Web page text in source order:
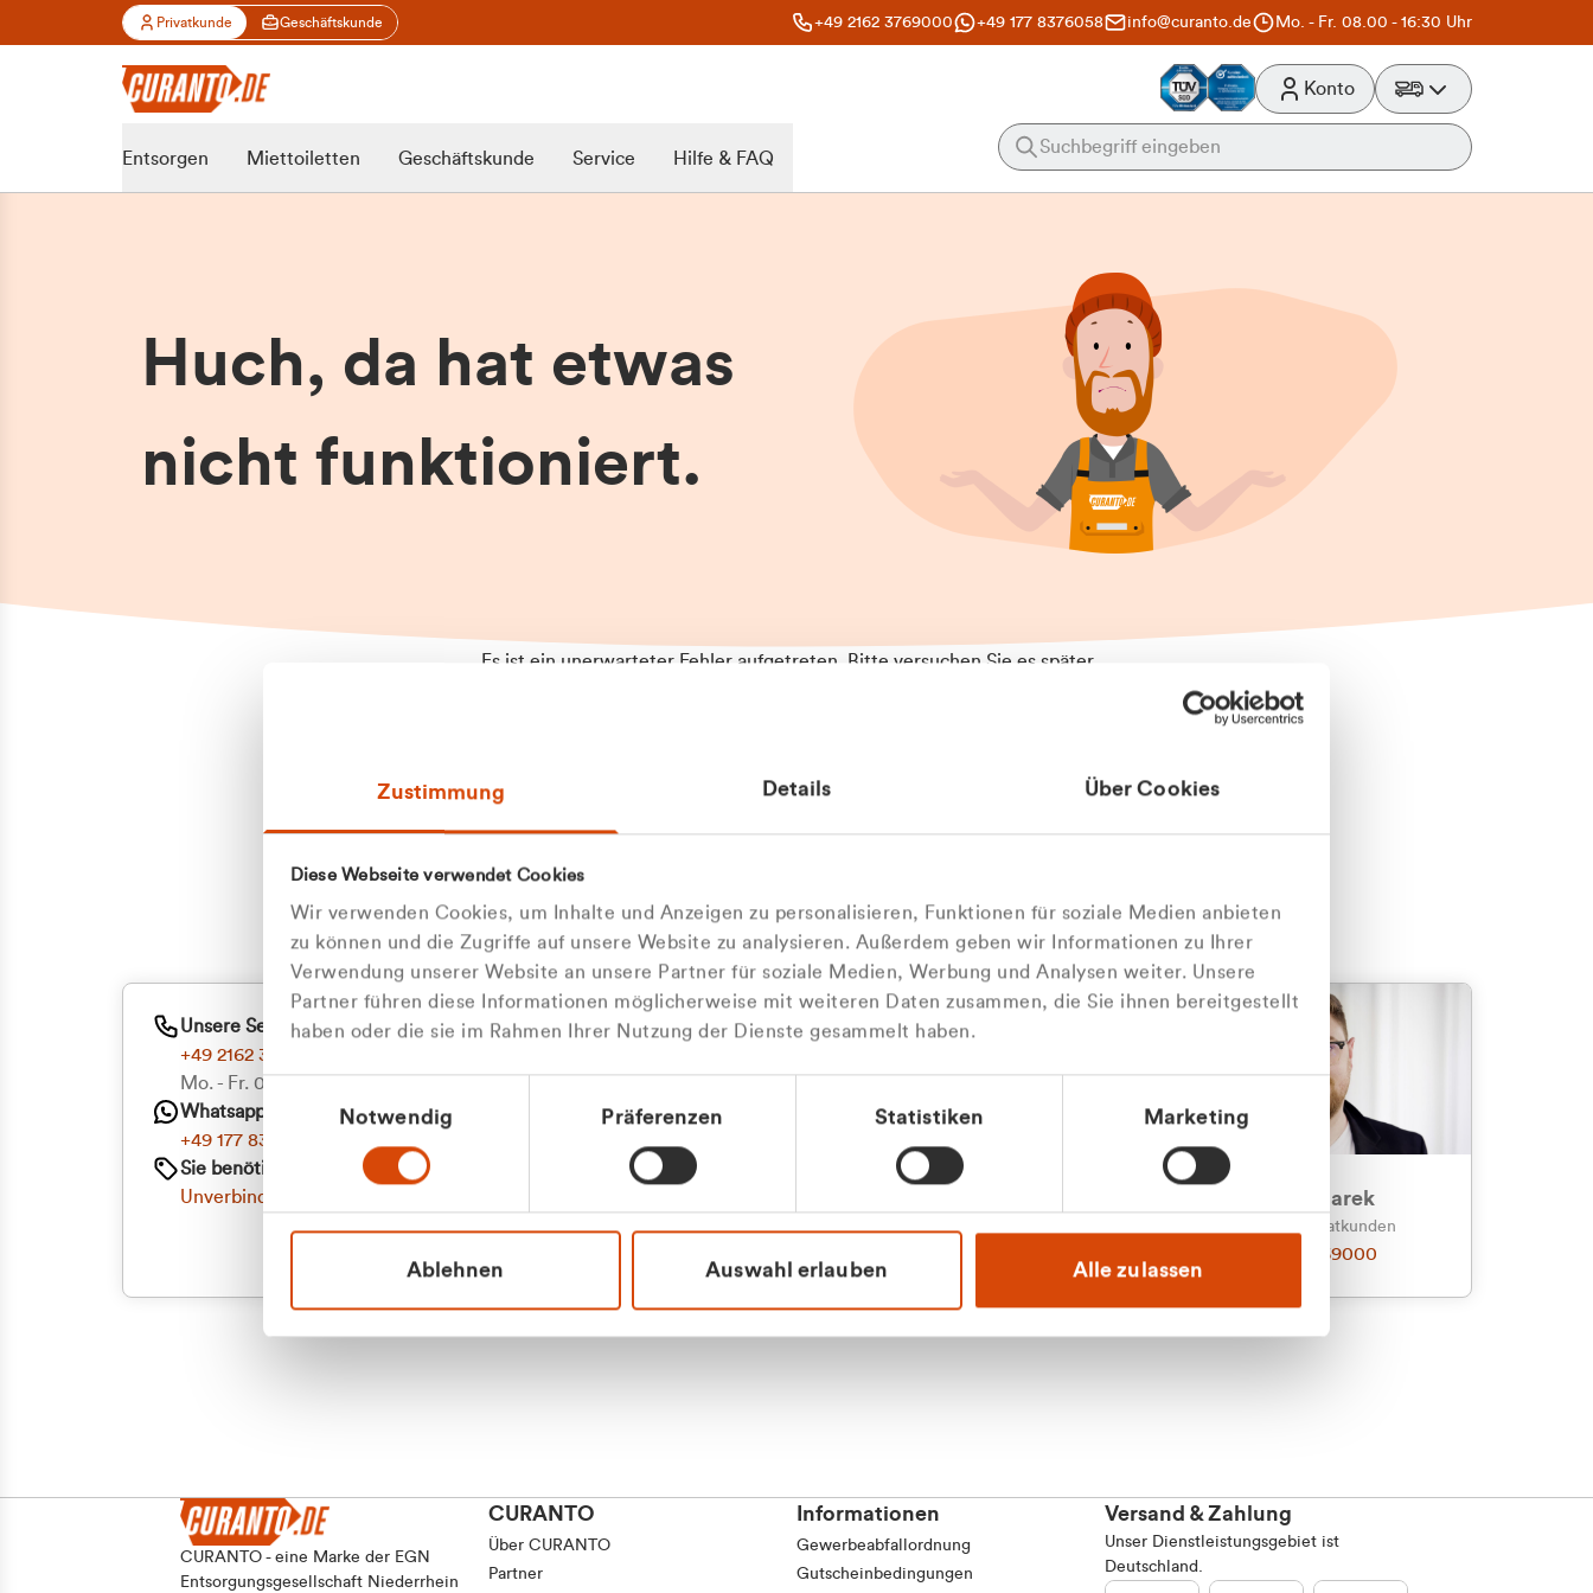
Zustimmung Details Über Cookies
Diese Webseite verwendet Cookies
Wir verwenden Cookies, um Inhalte und Anzeigen zu personalisieren, Funktionen für soziale Medien anbieten
zu können und die Zugriffe auf unsere Website zu analysieren. Außerdem geben wir Informationen zu Ihrer
Verwendung unserer Website an unsere Partner für soziale Medien, Werbung und Analysen weiter. Unsere
Partner führen diese Informationen möglicherweise mit weiteren Daten zusammen, die Sie ihnen bereitgestellt
haben oder die sie im Rahmen Ihrer Nutzung der Dienste gesammelt haben.
Einwilligungsauswahl
Notwendig Präferenzen Statistiken Marketing
Ablehnen Auswahl erlauben Alle zulassen
Privatkunde Geschäftskunde +49 2162 3769000 +49 177 8376058 info@curanto.de Mo. - Fr. 08.00 - 16:30 Uhr
Konto
Entsorgen Miettoiletten Geschäftskunde Service Hilfe & FAQ
Huch, da hat etwas
nicht funktioniert.
Es ist ein unerwarteter Fehler aufgetreten. Bitte versuchen Sie es später
aufgetretenen Fehler an. Wir entschuldigen uns für eventuelle
Unannehmlichkeiten.
Zum Abfallberater
Oder kontaktieren Sie uns persönlich
Wir sind gerne für Sie da
Unsere Service-Hotline
+49 2162 3769000
Mo. - Fr. 08.00 - 16:30 Uhr
Whatsapp
+49 177 8376058
Sie benötigen ein individuelles Angebot?
Unverbindliche Anfrage stellen
Julian Marek
Vertrieb - Privatkunden
0216 237 69000
CURANTO - eine Marke der EGN
Entsorgungsgesellschaft Niederrhein
CURANTO
Über CURANTO
Partner
Informationen
Gewerbeabfallordnung
Gutscheinbedingungen
Versand & Zahlung
Unser Dienstleistungsgebiet ist
Deutschland.